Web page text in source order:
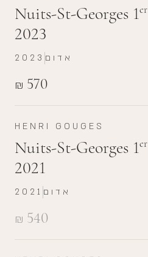
Nuits-St-Georges 1er
2023
₪ 570
2023 אדום
HENRI GOUGES
Nuits-St-Georges 1er
2021
₪ 540
2021 אדום